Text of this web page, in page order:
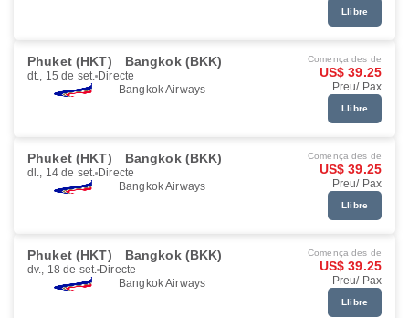
Llibre
Phuket (HKT) Bangkok (BKK)
dt., 15 de set. Directe
Bangkok Airways
Comença des de
US$ 39.25
Preu/ Pax
Llibre
Phuket (HKT) Bangkok (BKK)
dl., 14 de set. Directe
Bangkok Airways
Comença des de
US$ 39.25
Preu/ Pax
Llibre
Phuket (HKT) Bangkok (BKK)
dv., 18 de set. Directe
Bangkok Airways
Comença des de
US$ 39.25
Preu/ Pax
Llibre